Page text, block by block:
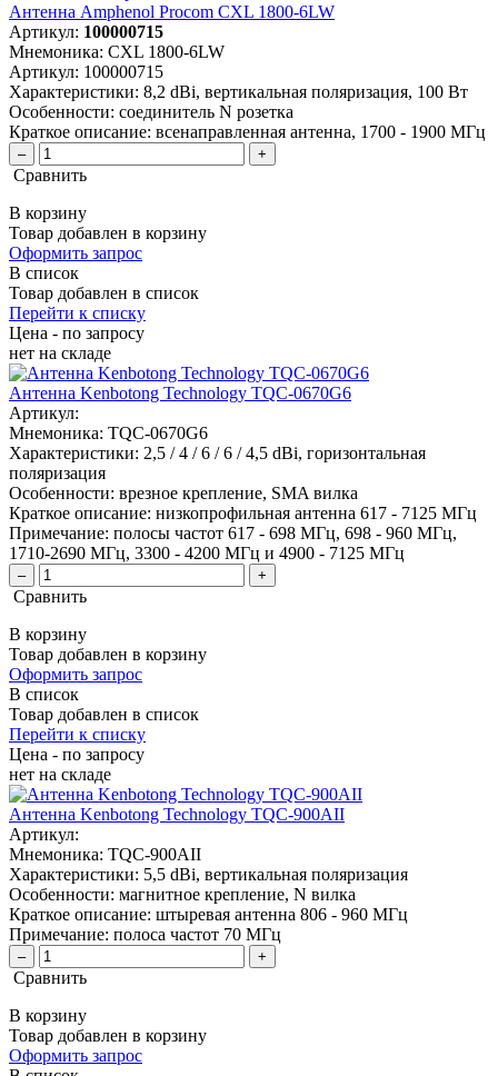
Антенна Amphenol Procom CXL 1800-6LW
Артикул: 100000715
Мнемоника: CXL 1800-6LW
Артикул: 100000715
Характеристики: 8,2 dBi, вертикальная поляризация, 100 Вт
Особенности: соединитель N розетка
Краткое описание: всенаправленная антенна, 1700 - 1900 МГц
– +
Сравнить
В корзину
Товар добавлен в корзину
Оформить запрос
В список
Товар добавлен в список
Перейти к списку
Цена - по запросу
нет на складе
Антенна Kenbotong Technology TQC-0670G6
Артикул:
Мнемоника: TQC-0670G6
Характеристики: 2,5 / 4 / 6 / 6 / 4,5 dBi, горизонтальная
поляризация
Особенности: врезное крепление, SMA вилка
Краткое описание: низкопрофильная антенна 617 - 7125 МГц
Примечание: полосы частот 617 - 698 МГц, 698 - 960 МГц,
1710-2690 МГц, 3300 - 4200 МГц и 4900 - 7125 МГц
– +
Сравнить
В корзину
Товар добавлен в корзину
Оформить запрос
В список
Товар добавлен в список
Перейти к списку
Цена - по запросу
нет на складе
Антенна Kenbotong Technology TQC-900AII
Артикул:
Мнемоника: TQC-900AII
Характеристики: 5,5 dBi, вертикальная поляризация
Особенности: магнитное крепление, N вилка
Краткое описание: штыревая антенна 806 - 960 МГц
Примечание: полоса частот 70 МГц
– +
Сравнить
В корзину
Товар добавлен в корзину
Оформить запрос